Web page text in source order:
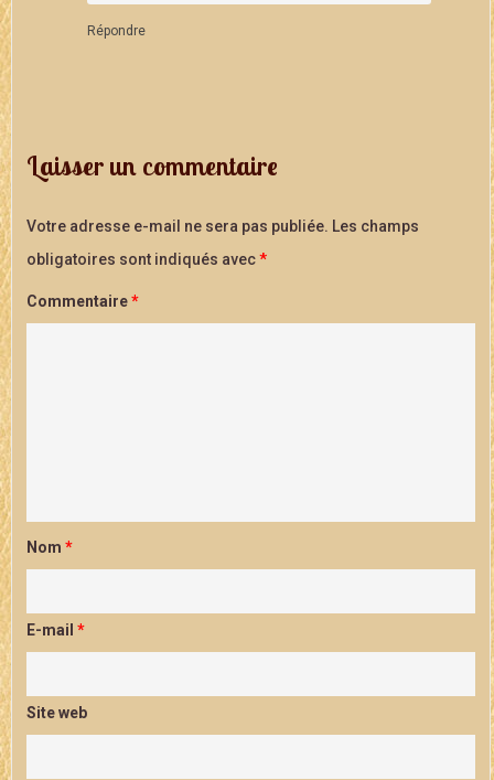
Répondre
Laisser un commentaire
Votre adresse e-mail ne sera pas publiée. Les champs
obligatoires sont indiqués avec*
Commentaire*
Nom *
E-mail *
Site web